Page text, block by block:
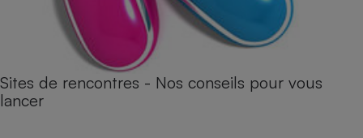
Sites de rencontres - Nos conseils pour vous
lancer